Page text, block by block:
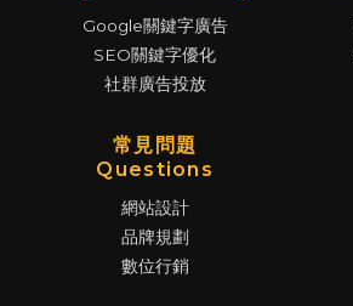
Google關鍵字廣告
SEO關鍵字優化
社群廣告投放
常見問題
Questions
網站設計
品牌規劃
數位行銷